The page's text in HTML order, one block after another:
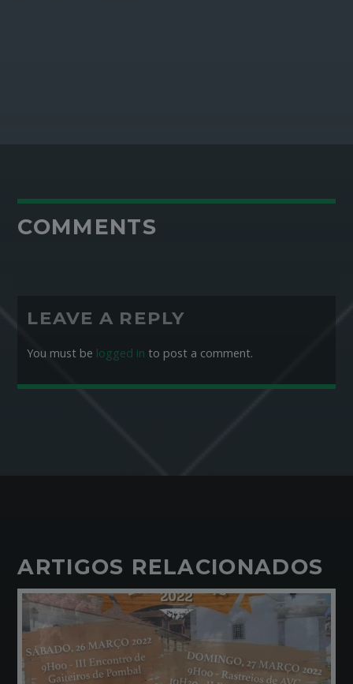
COMMENTS
LEAVE A REPLY
You must be logged in to post a comment.
ARTIGOS RELACIONADOS